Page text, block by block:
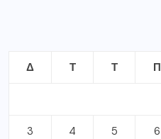
Δ Τ Τ Π
3 4 5 6